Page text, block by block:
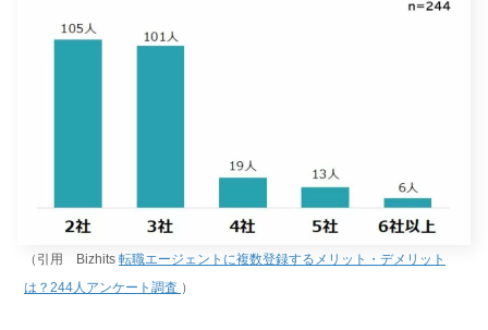
（引用 Bizhits 転職エージェントに複数登録するメリット・デメリット
は？244人アンケート調査 ）